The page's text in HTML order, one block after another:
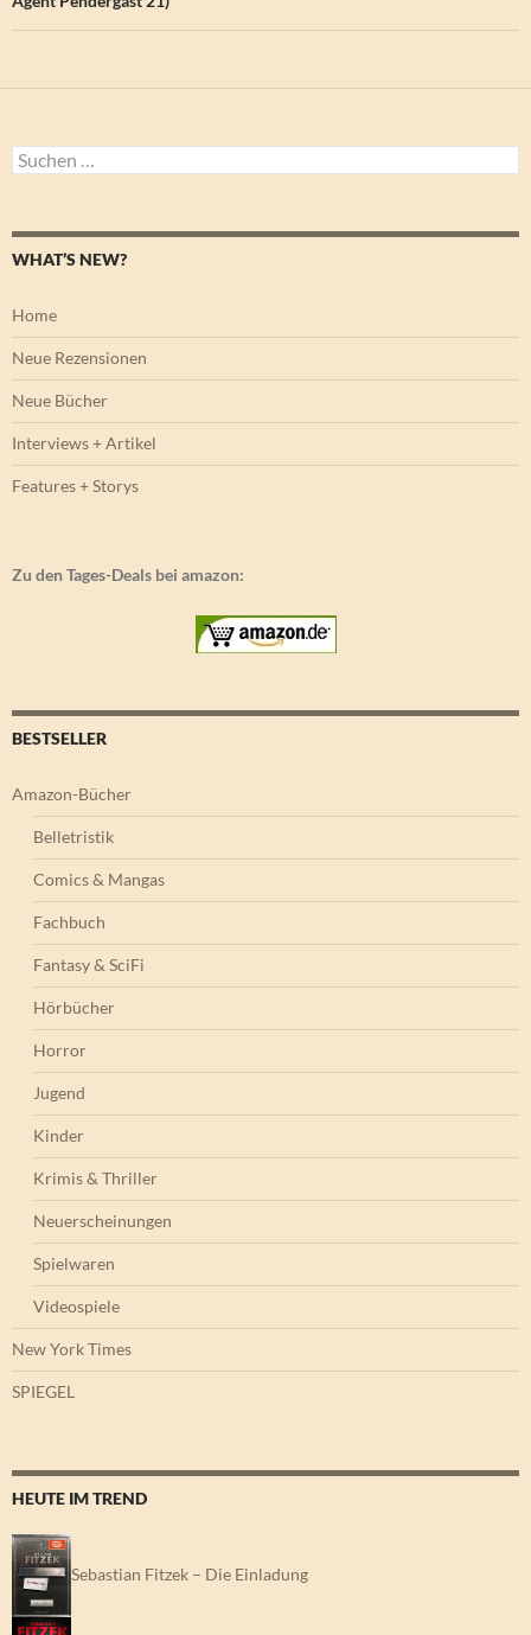
Suchen
nach:
WHAT’S NEW?
Home
Neue Rezensionen
Neue Bücher
Interviews + Artikel
Features + Storys
Zu den Tages-Deals bei amazon:
BESTSELLER
Amazon-Bücher
Belletristik
Comics & Mangas
Fachbuch
Fantasy & SciFi
Hörbücher
Horror
Jugend
Kinder
Krimis & Thriller
Neuerscheinungen
Spielwaren
Videospiele
New York Times
SPIEGEL
HEUTE IM TREND
Sebastian Fitzek – Die Einladung